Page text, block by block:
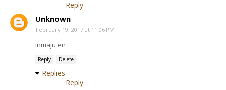
Reply
Unknown
February 19, 2017 at 11:06 PM
inmaju en
Reply Delete
Replies
Reply